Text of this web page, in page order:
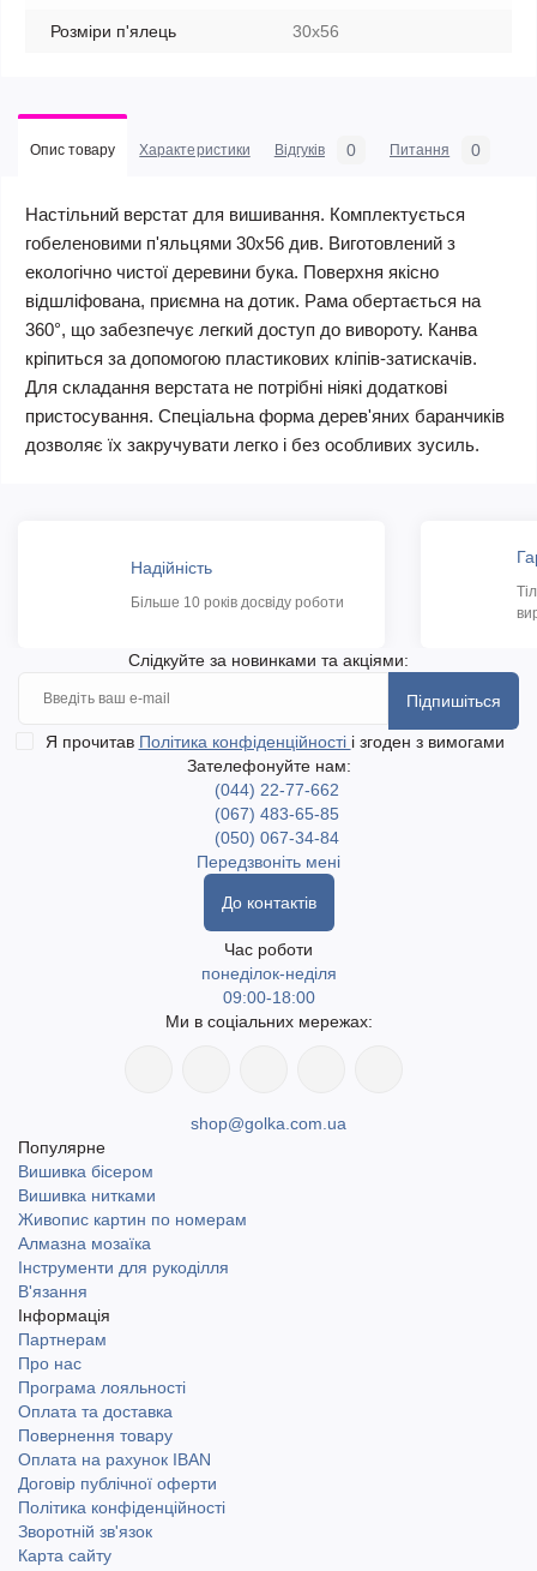
Розміри п'ялець 30х56
Опис товару Характеристики Відгуків 0 Питання 0
Настільний верстат для вишивання. Комплектується
гобеленовими п'яльцями 30х56 див. Виготовлений з
екологічно чистої деревини бука. Поверхня якісно
відшліфована, приємна на дотик. Рама обертається на
360°, що забезпечує легкий доступ до вивороту. Канва
кріпиться за допомогою пластикових кліпів-затискачів.
Для складання верстата не потрібні ніякі додаткові
пристосування. Спеціальна форма дерев'яних баранчиків
дозволяє їх закручувати легко і без особливих зусиль.
Надійність
Більше 10 років досвіду роботи
Слідкуйте за новинками та акціями:
Підпишіться
Я прочитав Політика конфіденційності і згоден з вимогами
Зателефонуйте нам:
(044) 22-77-662
(067) 483-65-85
(050) 067-34-84
Передзвоніть мені
До контактів
Час роботи
понеділок-неділя
09:00-18:00
Ми в соціальних мережах:
shop@golka.com.ua
Популярне
Вишивка бісером
Вишивка нитками
Живопис картин по номерам
Алмазна мозаїка
Інструменти для рукоділля
В'язання
Інформація
Партнерам
Про нас
Програма лояльності
Оплата та доставка
Повернення товару
Оплата на рахунок IBAN
Договір публічної оферти
Політика конфіденційності
Зворотній зв'язок
Карта сайту